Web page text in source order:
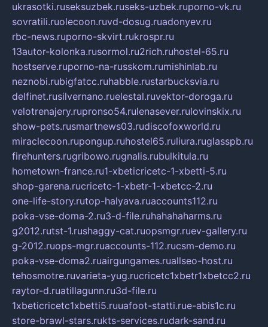
ukrasotki.ruseksuzbek.ruseks-uzbek.ruporno-vk.ru
sovratili.ruolecoon.ruvd-dosug.ruadonyev.ru
rbc-news.ruporno-skvirt.rukrospr.ru
13autor-kolonka.rusormol.ru2rich.ruhostel-65.ru
hostserve.ruporno-na-russkom.rumishinlab.ru
neznobi.rubigfatcc.ruhabble.rustarbucksvia.ru
delfinet.rusilvernano.ruelestal.ruvektor-doroga.ru
velotrenajery.rupronso54.rulenasever.rulovinskix.ru
show-pets.rusmartnews03.rudiscofoxworld.ru
miraclecoon.rupongup.ruhostel65.ruliura.ruglasspb.ru
firehunters.rugribowo.rugnalis.rubulkitula.ru
hometown-france.ru1-xbeticricetc-1-xbetti-5.ru
shop-garena.rucricetc-1-xbetr-1-xbetcc-2.ru
one-life-story.rutop-halyava.ruaccounts112.ru
poka-vse-doma-2.ru3-d-file.ruhahahaharms.ru
g2012.rutst-1.rushaggy-cat.ruopsmgr.ruev-gallery.ru
g-2012.ruops-mgr.ruaccounts-112.rucsm-demo.ru
poka-vse-doma2.ruairgungames.ruallseo-host.ru
tehosmotre.ruvarieta-yug.rucricetc1xbetr1xbetcc2.ru
raytor-d.ruatillagunn.ru3d-file.ru
1xbeticricetc1xbetti5.ruuafoot-statti.rue-abis1c.ru
store-brawl-stars.rukts-services.rudark-sand.ru